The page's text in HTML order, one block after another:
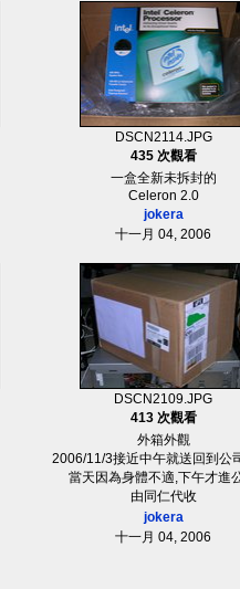
DSCN2114.JPG
435 次觀看
一盒全新未拆封的
Celeron 2.0
jokera
十一月 04, 2006
DSCN2109.JPG
413 次觀看
外箱外觀
2006/11/3接近中午就送回到公
當天因為身體不適,下午才進
由同仁代收
jokera
十一月 04, 2006